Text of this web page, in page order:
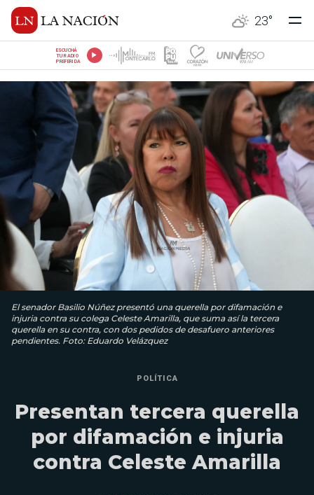
23°
ESCUCHÁ
TU RADIO
PREFERIDA
El senador Basilio Núñez presentó una querella por difamación e
injuria contra su colega Celeste Amarilla, que suma así la tercera
querella en su contra, con dos pedidos de desafuero anteriores
pendientes. Foto: Eduardo Velázquez
POLÍTICA
Presentan tercera querella
por difamación e injuria
contra Celeste Amarilla